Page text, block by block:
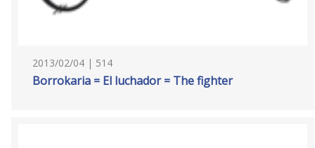
2013/02/04 | 514
Borrokaria = El luchador = The fighter